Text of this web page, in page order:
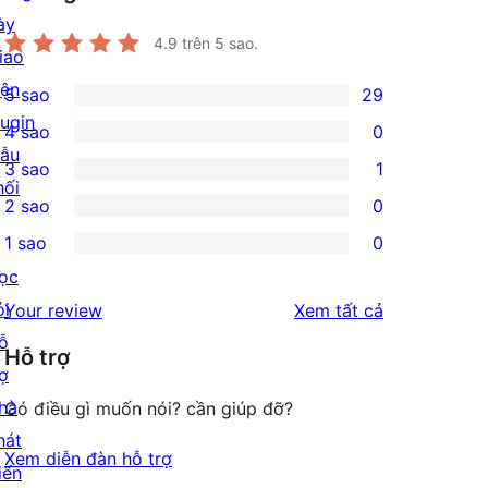
4.9 trên 5 sao.
29
5-
star
reviews
5 sao 29
0
4-
star
reviews
4 sao 0
1
3-
star
review
3 sao 1
2-
star
reviews
2 sao 0
1-
star
reviews
1 sao 0
Your review Xem tất cả
Hỗ trợ
Có điều gì muốn nói? cần giúp đỡ?
Xem diễn đàn hỗ trợ